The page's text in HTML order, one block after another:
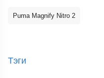
Puma Magnify Nitro 2
Тэги